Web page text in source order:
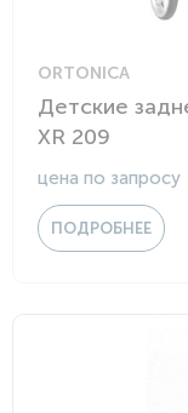
ORTONICA
Детские
XR 209
цена по запросу
ПОДРОБНЕЕ